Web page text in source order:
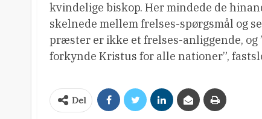
kvindelige biskop. Her mindede de
skelnede mellem frelses-spørgsmål og
præster er ikke et frelses-anliggende,
forkynde Kristus for alle nationer”,
Del